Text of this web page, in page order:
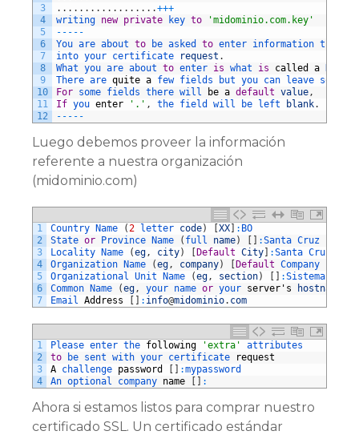
3
4
5
6
7
8
9
10
11
12
. . . . . . . . . . . . . . . . . .+++
writing new private key to
'midominio.com.key'
-- -- -
You are about to be asked to enter information that
into your certificate request .
What you are about to enter is what is called a
There are quite a few fields but you can leave some
For some fields there will be a default value,
If you enter '.' , the field will be left blank.
-- -- -
Luego debemos proveer la información
referente a nuestra organización
(midominio.com)
1
2
3
4
5
6
7
Country Name (2 letter code) XX : BO
State or Province Name ( full name) :Santa Cruz
Locality
Name (eg, city) Default City :Santa Cruz
Organization
Name (eg, company) Default Company
Organizational Unit Name (eg, section) :Sistemas
Common
Name (eg, your name or your server ' s hostname
Email Address : info@midominio. com
1
2
3
4
Please enter the following 'extra'
attributes
to
be sent with your certificate
request
A challenge password :mypassword
An optional company name :
Ahora si estamos listos para comprar nuestro
certificado SSL. Un certificado estándar